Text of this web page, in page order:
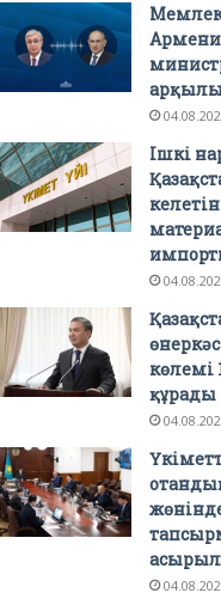
арқылы
Ішкі
көлемі
құрады